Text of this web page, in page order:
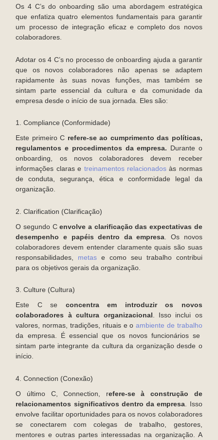
Os 4 C’s do onboarding são uma abordagem estratégica
que enfatiza quatro elementos fundamentais para garantir
um processo de integração eficaz e completo dos novos
colaboradores.
Adotar os 4 C’s no processo de onboarding ajuda a garantir
que os novos colaboradores não apenas se adaptem
rapidamente às suas novas funções, mas também se
sintam parte essencial da cultura e da comunidade da
empresa desde o início de sua jornada. Eles são:
1. Compliance (Conformidade)
Este primeiro C refere-se ao cumprimento das políticas,
regulamentos e procedimentos da empresa. Durante o
onboarding, os novos colaboradores devem receber
informações claras e treinamentos relacionadosàs normas
de conduta, segurança, ética e conformidade legal da
organização.
2. Clarification (Clarificação)
O segundo Cenvolve a clarificação das expectativas de
desempenho e papéis dentro da empresa . Os novos
colaboradores devem entender claramente quais são suas
responsabilidades, metas e como seu trabalho contribui
para os objetivos gerais da organização.
3. Culture (Cultura)
Este C se concentra em introduzir os novos
colaboradores à cultura organizacional. Isso inclui os
valores, normas, tradições, rituais e oambiente de trabalho
da empresa. É essencial que os novos funcionários se
sintam parte integrante da cultura da organização desde o
início.
4. Connection (Conexão)
O último C, Connection, refere-se à construção de
relacionamentos significativos dentro da empresa . Isso
envolve facilitar oportunidades para os novos colaboradores
se conectarem com colegas de trabalho, gestores,
mentores e outras partes interessadas na organização. A